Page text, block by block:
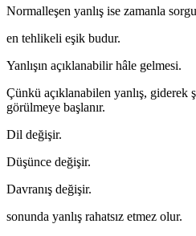
Normalleşen yanlış ise zamanla
en tehlikeli eşik budur.
Yanlışın açıklanabilir hâle gelmesi.
Çünkü açıklanabilen yanlış, giderek
görülmeye başlanır.
Dil değişir.
Düşünce değişir.
Davranış değişir.
sonunda yanlış rahatsız etmez olur.